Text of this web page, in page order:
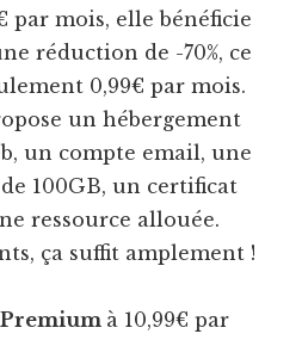
par mois, elle bénéficie
réduction de -70%, ce
0,99€ par mois.
un hébergement
un compte email, une
100GB, un certificat
ressource allouée.
ça suffit amplement !
Premium à 10,99€ par